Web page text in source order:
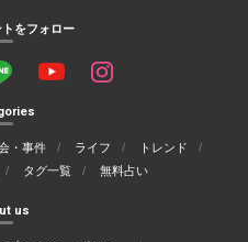
をフォロー
・事件 ライフ
トレンド
タグ一覧 無料占い
us